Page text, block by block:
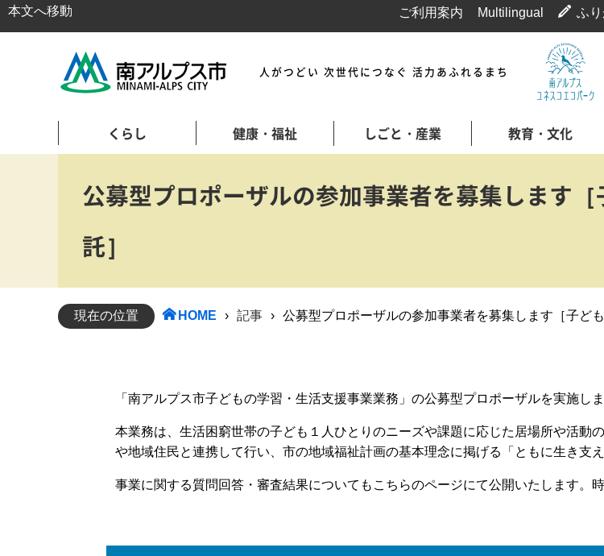
本文へ移動 ご利用案内 Multilingual ふ
人がつどい 次世代につなぐ 活力あふれるまち
くらし 健康・福祉 しごと・産業 教育・文化
公募型プロポーザルの参加事業者を募集します
託］
現在の位置 HOME › 記事 › 公募型プロポーザルの参加事業者を募集します［子ど
「南アルプス市子どもの学習・生活支援事業業務」の公募型プロポーザルを実施しま
本業務は、生活困窮世帯の子ども１人ひとりのニーズや課題に応じた居場所や活動
や地域住民と連携して行い、市の地域福祉計画の基本理念に掲げる「ともに生き支
事業に関する質問回答・審査結果についてもこちらのページにて公開いたします。